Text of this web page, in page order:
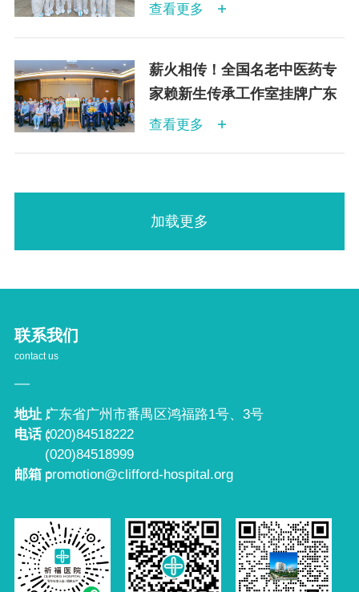
查看更多
薪火相传！全国名老中医药专
家赖新生传承工作室挂牌广东
祈福医院
查看更多
加载更多
联系我们
contact us
地址：广东省广州市番禺区鸿福路1号、3号
电话：(020)84518222
(020)84518999
邮箱：promotion@clifford-hospital.org